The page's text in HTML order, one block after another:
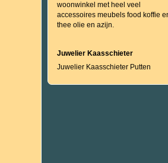
woonwinkel met heel veel
accessoires meubels food koffie
thee olie en azijn.
Juwelier Kaasschieter
Juwelier Kaasschieter Putten